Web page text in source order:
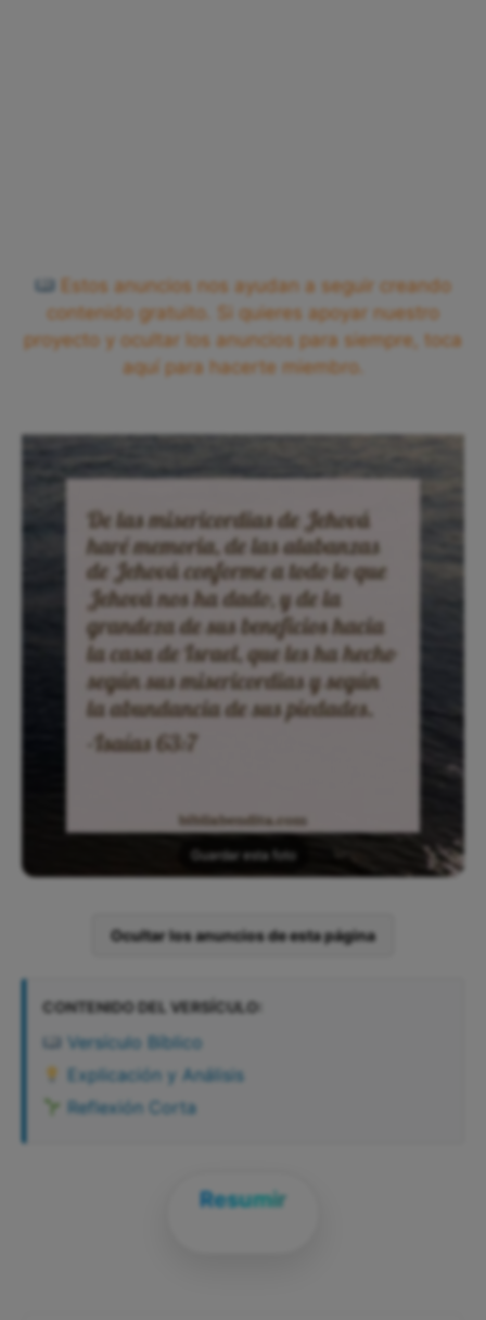
Estos anuncios nos ayudan a seguir creando
contenido gratuito. Si quieres apoyar nuestro
proyecto y ocultar los anuncios para siempre, toca
aquí para hacerte miembro.
Guardar esta foto
Ocultar los anuncios de esta página
CONTENIDO DEL VERSÍCULO:
Versículo Bíblico
Explicación y Análisis
Reflexión Corta
Resumir